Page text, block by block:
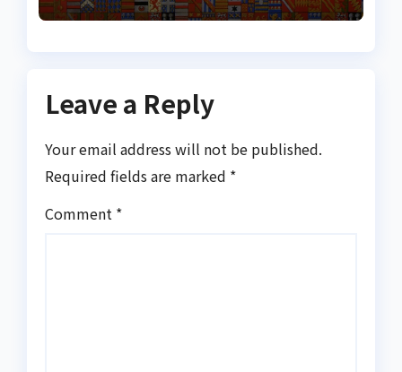
Leave a Reply
Your email address will not be published.
Required fields are marked *
Comment *